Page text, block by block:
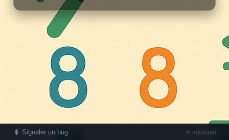
🐛 Signaler un bug ✕ masquer